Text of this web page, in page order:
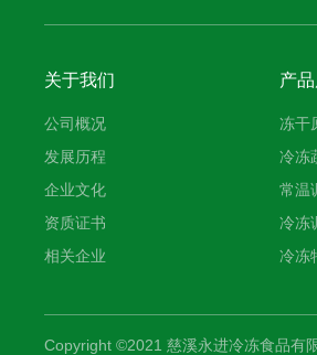
关于我们
公司概况
发展历程
企业文化
资质证书
相关企业
产
冻干
冷冻
常温
冷冻
冷冻
Copyright ©2021 慈溪永进冷冻食品有